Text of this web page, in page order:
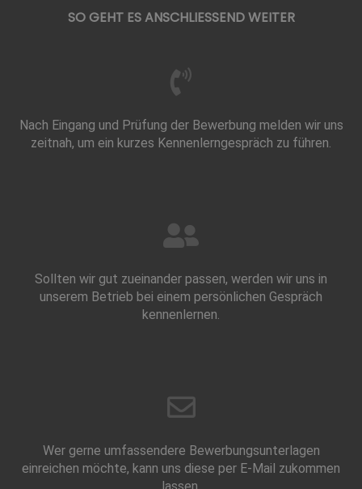
SO GEHT ES ANSCHLIESSEND WEITER
Nach Eingang und Prüfung der Bewerbung melden wir uns
zeitnah, um ein kurzes Kennenlerngespräch zu führen.
Sollten wir gut zueinander passen, werden wir uns in
unserem Betrieb bei einem persönlichen Gespräch
kennenlernen.
Wer gerne umfassendere Bewerbungsunterlagen
einreichen möchte, kann uns diese per E-Mail zukommen